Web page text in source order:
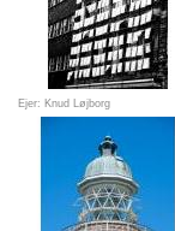
Ejer: Knud Løjborg